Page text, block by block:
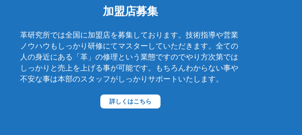
コールハーン
コモドール
ゴヤール
サザビー
ジミーチュウ
加盟店募集
革研究所では全国に加盟店を募集しております。技術指導や営業
ノウハウもしっかり研修にてマスターしていただきます。全ての
人の身近にある「革」の修理という業態ですのでやり方次第では
しっかりと売上を上げる事が可能です。もちろんわからない事や
不安な事は本部のスタッフがしっかりサポートいたします。
詳しくはこちら